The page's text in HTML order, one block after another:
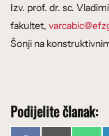
Izv. prof. dr. sc.
fakultet,
Šonji na
Podijelite članak: